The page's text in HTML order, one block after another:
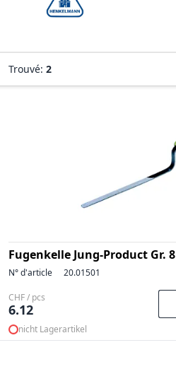
Trouvé: 2
Fugenkelle Jung-Product Gr. 8
N° d'article 20.01501
CHF / pcs
6.12
nicht Lagerartikel